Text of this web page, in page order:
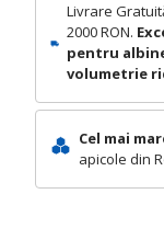
Livrare
2000 RON.
pentru
volumetrie
Cel mai
apicole din